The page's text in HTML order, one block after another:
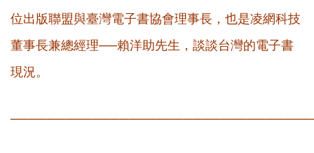
位出版聯盟與臺灣電子書協會理事長，也是凌網科技
董事長兼總經理──賴洋助先生，談談台灣的電子書
現況。